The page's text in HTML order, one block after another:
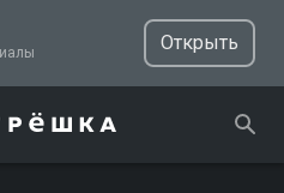
и сериалы
Открыть